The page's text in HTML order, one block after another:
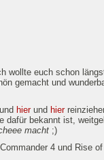
wollte euch schon
gemacht und
hierund hier
dafür bekannt ist,
macht ;)
4 und Rise